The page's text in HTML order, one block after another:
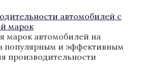
автомобилей с
марок
марок автомобилей на
популярным и эффективным
производительности